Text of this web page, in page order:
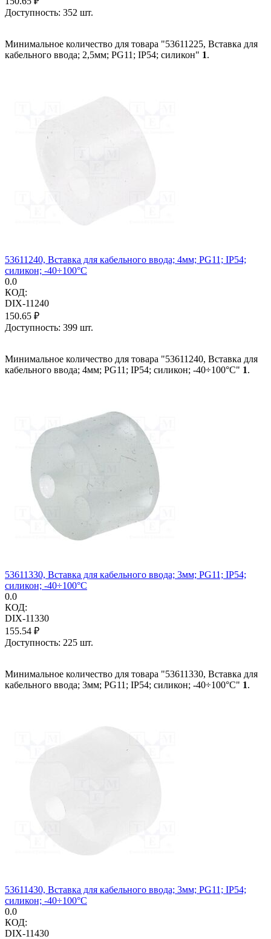
Доступность: 352 шт.
Минимальное количество для товара "53611225, Вставка для
кабельного ввода; 2,5мм; PG11; IP54; силикон" 1.
53611240, Вставка для кабельного ввода; 4мм; PG11; IP54;
силикон; -40÷100°C
0.0
КОД:
DIX-11240
150.65 ₽
Доступность: 399 шт.
Минимальное количество для товара "53611240, Вставка для
кабельного ввода; 4мм; PG11; IP54; силикон; -40÷100°C" 1.
53611330, Вставка для кабельного ввода; 3мм; PG11; IP54;
силикон; -40÷100°C
0.0
КОД:
DIX-11330
155.54 ₽
Доступность: 225 шт.
Минимальное количество для товара "53611330, Вставка для
кабельного ввода; 3мм; PG11; IP54; силикон; -40÷100°C" 1.
53611430, Вставка для кабельного ввода; 3мм; PG11; IP54;
силикон; -40÷100°C
0.0
КОД:
DIX-11430